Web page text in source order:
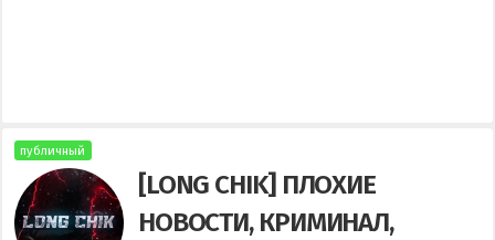
публичный
[LONG CHIK] ПЛОХИЕ
НОВОСТИ, КРИМИНАЛ,